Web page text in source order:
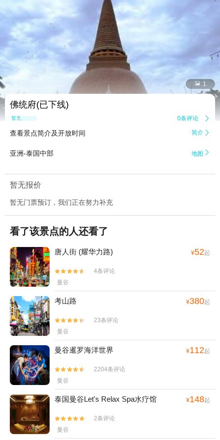
 1
佛统府(已下线)
暂无点评 0条评论 
查看景点简介及开放时间 简介 
亚洲-泰国中部 地图 
暂无报价
暂无门票预订，我们正在努力补充
看了该景点的人还看了
唐人街 (耀华力路) ¥52起


4条评论
曼谷
考山路 ¥380起


23条评论
曼谷
曼谷暹罗海洋世界 ¥112起


2204条评论
曼谷
泰国曼谷Let's Relax Spa水疗馆 ¥148起


2条评论
曼谷
